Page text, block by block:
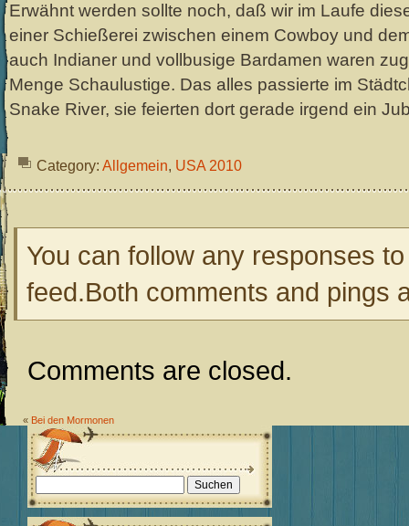
Erwähnt werden sollte noch, daß wir im Laufe
einer Schießerei zwischen einem Cowboy und
auch Indianer und vollbusige Bardamen waren
Menge Schaulustige. Das alles passierte im
Snake River, sie feierten dort gerade irgend ein
Category: Allgemein, USA 2010
You can follow any responses
feed.Both comments and pings
Comments are closed.
« Bei den Mormonen
Suchen
nach: